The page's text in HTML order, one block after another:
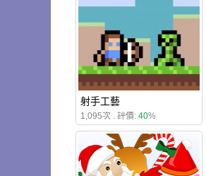
射手工藝
1,095次 . 評價: 40%